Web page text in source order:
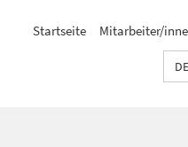
Startseite Mitarbeiter/
DE